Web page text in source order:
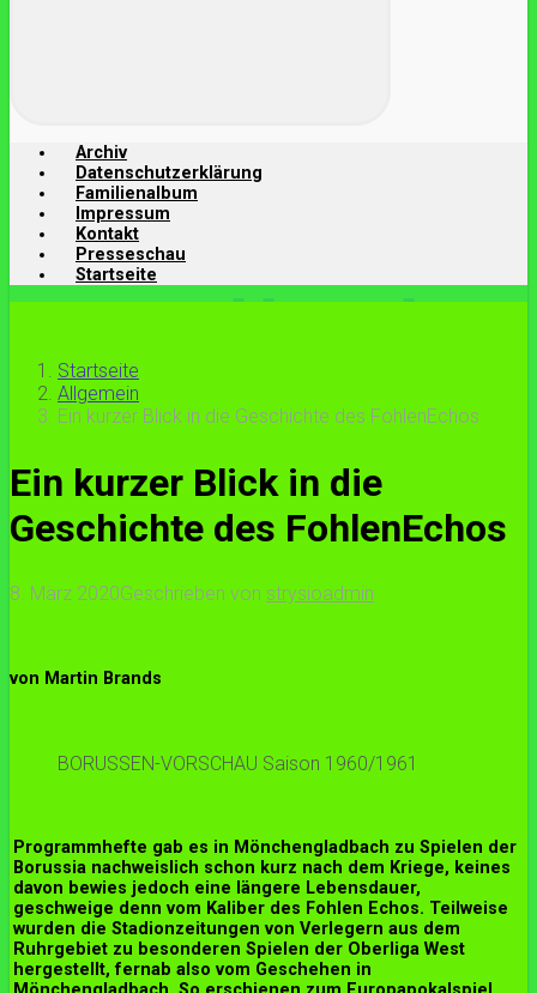
Archiv
Datenschutzerklärung
Familienalbum
Impressum
Kontakt
Presseschau
Startseite
Startseite
Allgemein
Ein kurzer Blick in die Geschichte des FohlenEchos
Ein kurzer Blick in die
Geschichte des FohlenEchos
8. März 2020Geschrieben von strysioadmin
von Martin Brands
BORUSSEN-VORSCHAU Saison 1960/1961
Programmhefte gab es in Mönchengladbach zu Spielen der
Borussia nachweislich schon kurz nach dem Kriege, keines
davon bewies jedoch eine längere Lebensdauer,
geschweige denn vom Kaliber des Fohlen Echos. Teilweise
wurden die Stadionzeitungen von Verlegern aus dem
Ruhrgebiet zu besonderen Spielen der Oberliga West
hergestellt, fernab also vom Geschehen in